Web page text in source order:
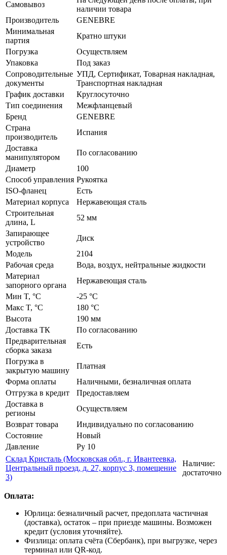
Самовывоз
наличии товара
Производитель
GENEBRE
Минимальная
партия
Кратно штуки
Погрузка
Осуществляем
Упаковка
Под заказ
Сопроводительные
документы
УПД, Сертификат, Товарная накладная,
Транспортная накладная
График доставки
Круглосуточно
Тип соединения
Межфланцевый
Бренд
GENEBRE
Страна
производитель
Испания
Доставка
манипулятором
По согласованию
Диаметр
100
Способ управления Рукоятка
ISO-фланец
Есть
Материал корпуса
Нержавеющая сталь
Строительная
длина, L
52 мм
Запирающее
устройство
Диск
Модель
2104
Рабочая среда
Вода, воздух, нейтральные жидкости
Материал
запорного органа
Нержавеющая сталь
Мин T, °C
-25 °C
Макс T, °C
180 °C
Высота
190 мм
Доставка ТК
По согласованию
Предварительная
сборка заказа
Есть
Погрузка в
закрытую машину
Платная
Форма оплаты
Наличными, безналичная оплата
Отгрузка в кредит
Предоставляем
Доставка в
регионы
Осуществляем
Возврат товара
Индивидуально по согласованию
Состояние
Новый
Давление
Ру 10
Склад Кристаль (Московская обл., г. Ивантеевка,
Центральный проезд, д. 27, корпус 3, помещение
3)
Наличие:
достаточно
Оплата:
Юрлица: безналичный расчет, предоплата частичная
(доставка), остаток – при приезде машины. Возможен
кредит (условия уточняйте).
Физлица: оплата счёта (Сбербанк), при выгрузке, через
терминал или QR-код.